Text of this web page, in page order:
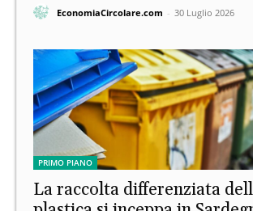
EconomiaCircolare.com - 30 Luglio 2026
PRIMO PIANO
La raccolta differenziata